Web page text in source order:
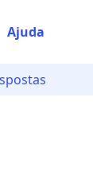
Ajuda